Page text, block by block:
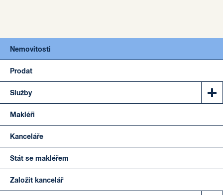
Nemovitosti
Prodat
Služby
Makléři
Kanceláře
Stát se makléřem
Založit kancelář